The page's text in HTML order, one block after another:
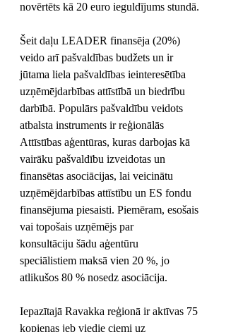
novērtēts kā 20 euro ieguldījums stundā.
Šeit daļu LEADER finansēja (20%)
veido arī pašvaldības budžets un ir
jūtama liela pašvaldības ieinteresētība
uzņēmējdarbības attīstībā un biedrību
darbībā. Populārs pašvaldību veidots
atbalsta instruments ir reģionālās
Attīstības aģentūras, kuras darbojas kā
vairāku pašvaldību izveidotas un
finansētas asociācijas, lai veicinātu
uzņēmējdarbības attīstību un ES fondu
finansējuma piesaisti. Piemēram, esošais
vai topošais uzņēmējs par
konsultāciju šādu aģentūru
speciālistiem maksā vien 20 %, jo
atlikušos 80 % nosedz asociācija.
Iepazītajā Ravakka reģionā ir aktīvas 75
kopienas jeb viedie ciemi uz